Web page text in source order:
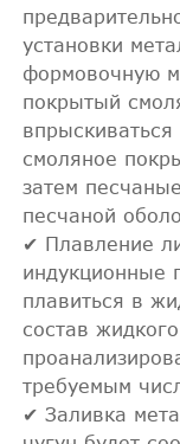
установки
формовочную
покрытый
смоляное
затем
песчаной
✔ Плавление
индукционные
плавиться в
состав
требуемым
✔ Заливка